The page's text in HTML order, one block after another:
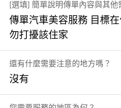
[選填] 簡單說明傳單內容與其他
傳單汽車美容服務 目標
勿打擾該住家
還有什麼需要注意的地方嗎？
沒有